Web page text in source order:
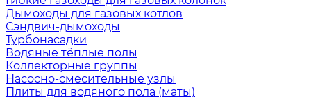
Дымоходы для газовых котлов
Сэндвич-дымоходы
Турбонасадки
Водяные тёплые полы
Коллекторные группы
Насосно-смесительные узлы
Плиты для водяного пола (маты)